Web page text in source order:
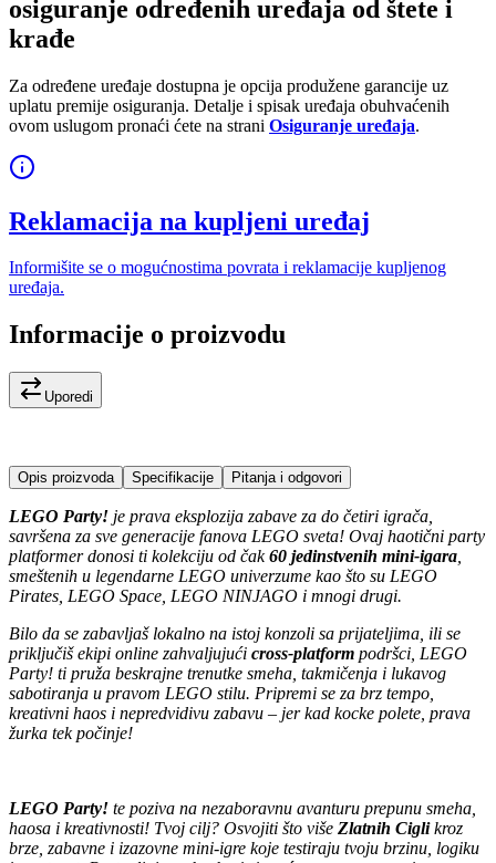
osiguranje određenih uređaja od štete i
krađe
Za određene uređaje dostupna je opcija produžene garancije uz
uplatu premije osiguranja. Detalje i spisak uređaja obuhvaćenih
ovom uslugom pronaći ćete na strani Osiguranje uređaja.
Reklamacija na kupljeni uređaj
Informišite se o mogućnostima povrata i reklamacije kupljenog
uređaja.
Informacije o proizvodu
Uporedi
Opis proizvoda Specifikacije Pitanja i odgovori
LEGO Party! je prava eksplozija zabave za do četiri igrača,
savršena za sve generacije fanova LEGO sveta! Ovaj haotični party
platformer donosi ti kolekciju od čak60 jedinstvenih mini-igara
smeštenih u legendarne LEGO univerzume kao što su LEGO
Pirates, LEGO Space, LEGO NINJAGO i mnogi drugi.
Bilo da se zabavljaš lokalno na istoj konzoli sa prijateljima, ili se
priključiš ekipi online zahvaljujući cross-platform podršci, LEGO
Party! ti pruža beskrajne trenutke smeha, takmičenja i lukavog
sabotiranja u pravom LEGO stilu. Pripremi se za brz tempo,
kreativni haos i nepredvidivu zabavu – jer kad kocke polete, prava
žurka tek počinje!
LEGO Party! te poziva na nezaboravnu avanturu prepunu smeha,
haosa i kreativnosti! Tvoj cilj? Osvojiti što više Zlatnih Ciglikroz
brze, zabavne i izazovne mini-igre koje testiraju tvoju brzinu, logiku